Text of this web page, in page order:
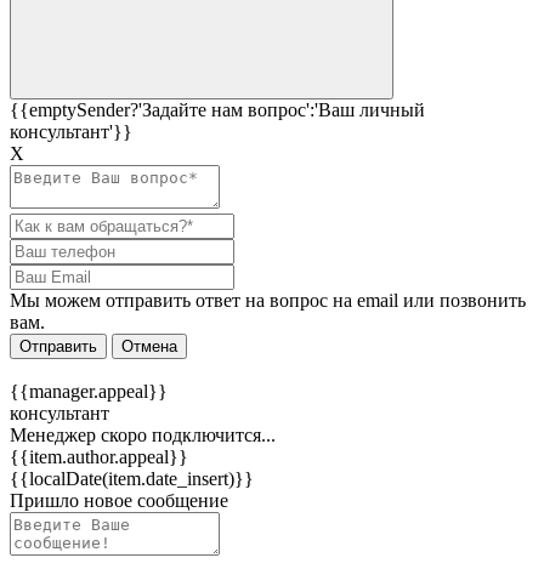
{{emptySender?'Задайте нам вопрос':'Ваш личный
консультант'}}
Х
Мы можем отправить ответ на вопрос на email или позвонить
вам.
Отправить Отмена
{{manager.appeal}}
консультант
Менеджер скоро подключится...
{{item.author.appeal}}
{{localDate(item.date_insert)}}
Пришло новое сообщение